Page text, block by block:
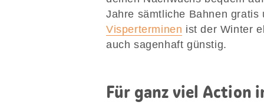
Jahre sämtliche Bahnen
Visperterminen ist der Winter
auch sagenhaft günstig.
Für ganz viel Action